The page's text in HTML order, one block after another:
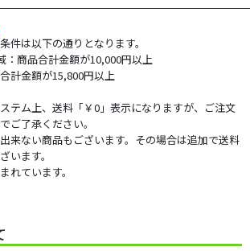
件は以下の通りとなります。
：商品合計金額が10,000円以上
計金額が15,800円以上
テム上、送料「￥0」表示になりますが、ご注文
ご了承ください。
来ない商品もございます。その場合は追加で送料
います。
れています。